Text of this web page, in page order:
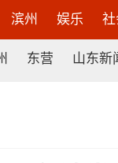
滨州 娱乐
东营 山东新